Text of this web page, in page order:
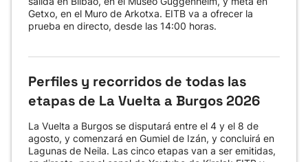
Getxo, en el Muro de Arkotxa. EITB va a ofrecer la
prueba en directo, desde las 14:00 horas.
Perfiles y recorridos de todas las
etapas de La Vuelta a Burgos 2026
La Vuelta a Burgos se disputará entre el 4 y el 8 de
agosto, y comenzará en Gumiel de Izán, y concluirá en
Lagunas de Neila. Las cinco etapas van a ser emitidas,